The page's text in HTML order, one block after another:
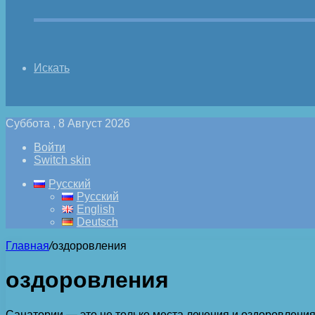
Искать
Суббота , 8 Август 2026
Войти
Switch skin
Русский
Русский
English
Deutsch
Главная/оздоровления
оздоровления